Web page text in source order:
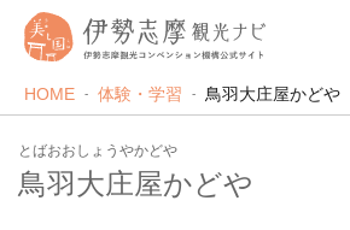
HOME 体験・学習 鳥羽大庄屋かどや
とばおおしょうやかどや
鳥羽大庄屋かどや